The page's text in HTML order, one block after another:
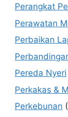
Perangkat
Perawatan
Perbaikan
Pereda Nyeri
Perkakas &
Perkebunan